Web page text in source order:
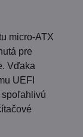
micro-ATX
pre
Vďaka
UEFI
spoľahlivú